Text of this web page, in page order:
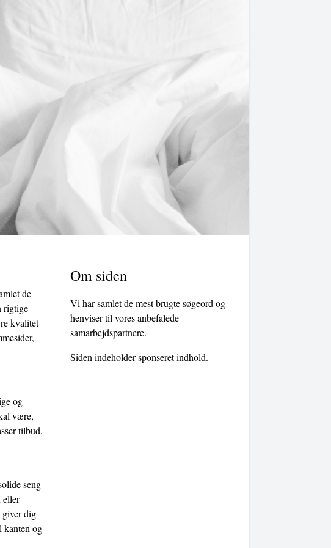
de
rigtige
kvalitet
og
være,
tilbud.
seng
eller
giver dig
kanten og
Om siden
Vi har samlet de mest brugte søgeord og
henviser til vores anbefalede
samarbejdspartnere.
Siden indeholder sponseret indhold.